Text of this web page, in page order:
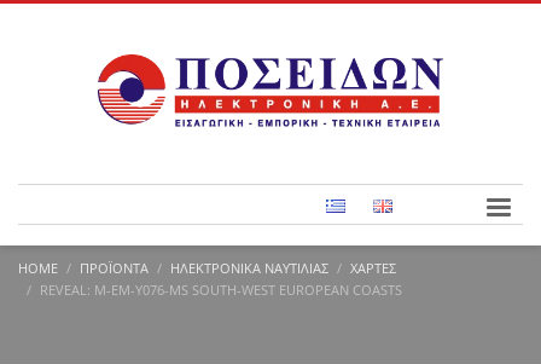
HOME ΠΡΟΪΌΝΤΑ ΗΛΕΚΤΡΟΝΙΚΆ ΝΑΥΤΙΛΊΑΣ
ΧΆΡΤΕΣ
REVEAL: M-EM-Y076-MS SOUTH-WEST EUROPEAN COASTS